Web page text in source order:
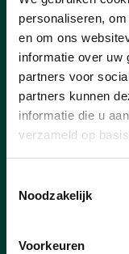
personaliseren,
en om ons
informatie over uw
partners voor
partners kunnen
informatie die u
verzameld op
Noodzakelijk
Voorkeuren